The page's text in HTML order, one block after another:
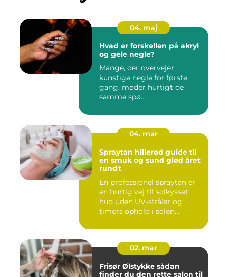
04. maj
Hvad er forskellen på akryl
og gele negle?
Mange, der overvejer
kunstige negle for første
gang, møder hurtigt de
samme spø...
04. mar
Spraytan hillerød guide til
en smuk og sund glød året
rundt
En professionel spraytan er
en hurtig vej til solkysset
hud uden UV-stråler og
timers ophold i solen...
02. mar
Frisør Ølstykke sådan
finder du den rette salon til